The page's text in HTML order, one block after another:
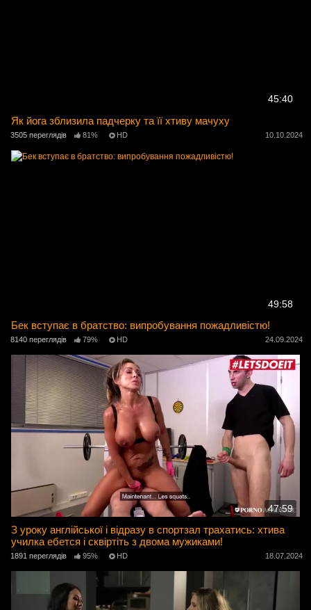
45:40
Як йога зблизила падчерку та її хтиву мачуху
3505 переглядів 81% HD 10.10.2024
49:58
Бек вступає в братство: випробування пожадливістю!
8140 переглядів 79% HD 24.09.2024
47:59
З уроку англійської і відразу в спортзал трахатись: хтива
училка ебется і сквіртіть з двома мужиками!
1891 переглядів 95% HD 18.07.2024